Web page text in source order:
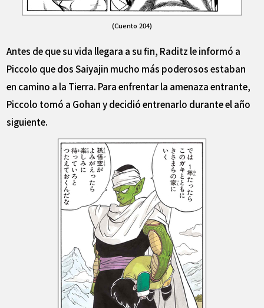
(Cuento 204)
Antes de que su vida llegara a su fin, Raditz le informó a
Piccolo que dos Saiyajin mucho más poderosos estaban
en camino a la Tierra. Para enfrentar la amenaza entrante,
Piccolo tomó a Gohan y decidió entrenarlo durante el año
siguiente.